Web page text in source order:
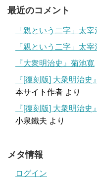
最近のコメント
「親という二字」太宰
「親という二字」太宰
『大衆明治史』菊池寛
『[復刻版] 大衆明治史
本サイト作者 より
『[復刻版] 大衆明治史
小泉鐵夫 より
メタ情報
ログイン